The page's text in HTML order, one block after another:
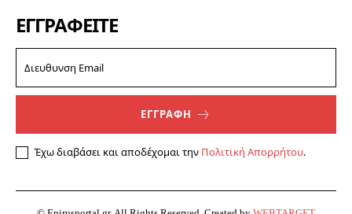
ΕΓΓΡΑΦΕΊΤΕ
ΕΓΓΡΑΦΗ
Έχω διαβάσει και αποδέχομαι την Πολιτική Απορρήτου.